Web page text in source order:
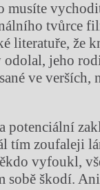
musíte
tvůrce
literatuře, že
jeho
ve verších,
potenciální
tím zoufaleji
vyfoukl,
sobě škodí.